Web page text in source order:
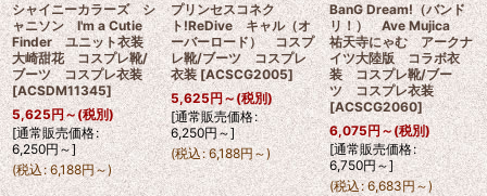
シャイニーカラーズ シ
ャニソン I'm a Cutie
Finder ユニット衣装
大崎甜花 コスプレ靴/
ブーツ コスプレ衣装
[ACSDM11345]
5,625円～(税別)
[通常販売価格:
6,250円～]
(税込: 6,188円～)
プリンセスコネク
ト!ReDive キャル（オ
ーバーロード） コスプ
レ靴/ブーツ コスプレ
衣装 [ACSCG2005]
5,625円～(税別)
[通常販売価格:
6,250円～]
(税込: 6,188円～)
BanG Dream!（バンド
リ！） Ave Mujica
祐天寺にゃむ アークナ
イツ大陸版 コラボ衣
装 コスプレ靴/ブー
ツ コスプレ衣装
[ACSCG2060]
6,075円～(税別)
[通常販売価格:
6,750円～]
(税込: 6,683円～)